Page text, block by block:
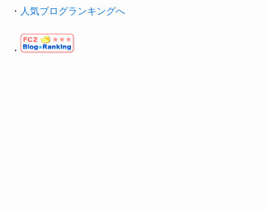
・ 人気ブログランキングへ
・